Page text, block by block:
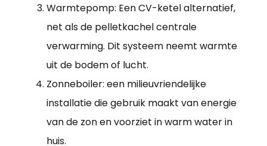
Warmtepomp: Een CV-ketel alternatief,
net als de pelletkachel centrale
verwarming. Dit systeem neemt warmte
uit de bodem of lucht.
Zonneboiler: een milieuvriendelijke
installatie die gebruik maakt van energie
van de zon en voorziet in warm water in
huis.